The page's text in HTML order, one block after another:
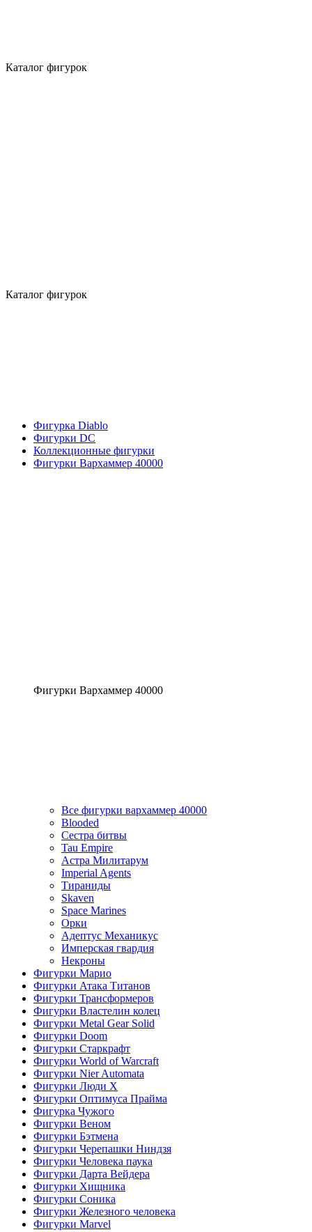
Каталог фигурок
Каталог фигурок
Фигурка Diablo
Фигурки DC
Коллекционные фигурки
Фигурки Вархаммер 40000
Фигурки Вархаммер 40000
Все фигурки вархаммер 40000
Blooded
Сестра битвы
Tau Empire
Астра Милитарум
Imperial Agents
Тираниды
Skaven
Space Marines
Орки
Адептус Механикус
Имперская гвардия
Некроны
Фигурки Марио
Фигурки Атака Титанов
Фигурки Трансформеров
Фигурки Властелин колец
Фигурки Metal Gear Solid
Фигурки Doom
Фигурки Старкрафт
Фигурки World of Warcraft
Фигурки Nier Automata
Фигурки Люди Х
Фигурки Оптимуса Прайма
Фигурка Чужого
Фигурки Веном
Фигурки Бэтмена
Фигурки Черепашки Ниндзя
Фигурки Человека паука
Фигурки Дарта Вейдера
Фигурки Хищника
Фигурки Соника
Фигурки Железного человека
Фигурки Marvel